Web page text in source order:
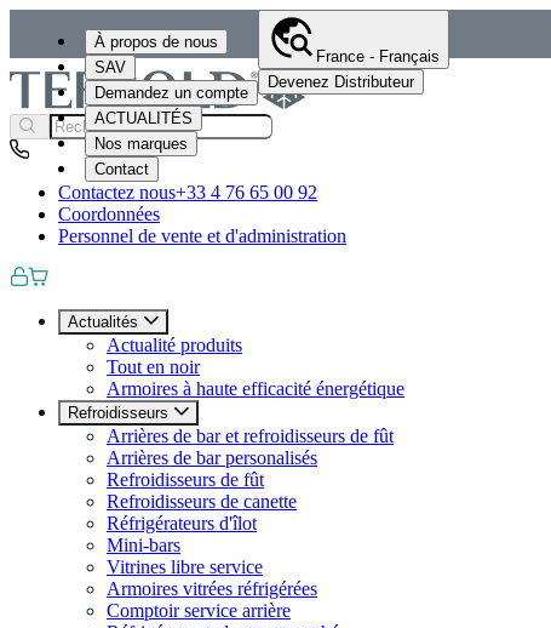
À propos de nous
SAV
Demandez un compte
ACTUALITÉS
Nos marques
Contact
France - Français
Devenez Distributeur
Contactez nous+33 4 76 65 00 92
Coordonnées
Personnel de vente et d'administration
Actualités
Actualité produits
Tout en noir
Armoires à haute efficacité énergétique
Refroidisseurs
Arrières de bar et refroidisseurs de fût
Arrières de bar personalisés
Refroidisseurs de fût
Refroidisseurs de canette
Réfrigérateurs d'îlot
Mini-bars
Vitrines libre service
Armoires vitrées réfrigérées
Comptoir service arrière